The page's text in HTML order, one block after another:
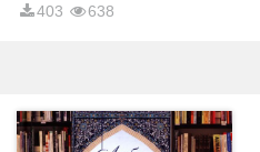
403 638